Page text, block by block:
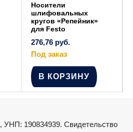
Носители
шлифовальных
кругов «Репейник»
для Festo
276,76 руб.
Под заказ
В КОРЗИНУ
, УНП: 190834939. Свидетельство